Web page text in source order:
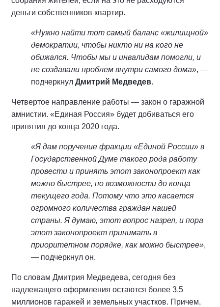
деньги собственников квартир.
«Нужно найти тот самый баланс «жилищной»
демократии, чтобы никто ни на кого не
обижался. Чтобы мы и инвалидам помогли, и
не создавали проблем внутри самого дома», —
подчеркнул Дмитрий Медведев.
Четвертое направление работы — закон о гаражной
амнистии. «Единая Россия» будет добиваться его
принятия до конца 2020 года.
«Я дам поручение фракции «Единой России» в
Государственной Думе такого рода работу
провести и принять этот законопроект как
можно быстрее, по возможности до конца
текущего года. Потому что это касается
огромного количества граждан нашей
страны. Я думаю, этот вопрос назрел, и пора
этот законопроект принимать в
приоритетном порядке, как можно быстрее»,
— подчеркнул он.
По словам Дмитрия Медведева, сегодня без
надлежащего оформления остаются более 3,5
миллионов гаражей и земельных участков. Причем,